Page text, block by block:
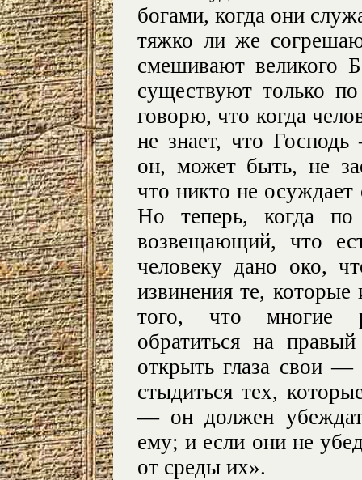
богами, когда они
тяжко ли же
смешивают великого
существуют только
говорю, что когда
не знает, что
он, может быть, не
что никто не осуждает
Но теперь, когда по
возвещающий, что
человеку дано око,
извинения те,
того, что многие
обратиться на
открыть глаза свои
стыдиться тех,
— он должен
ему; и если они не
от среды их».